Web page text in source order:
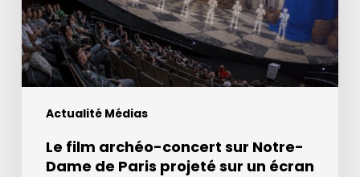
Actualité Médias
Dame
de
Paris
projeté
Le film archéo-concert sur Notre-
Dame de Paris projeté sur un écran